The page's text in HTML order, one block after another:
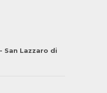
San Lazzaro di